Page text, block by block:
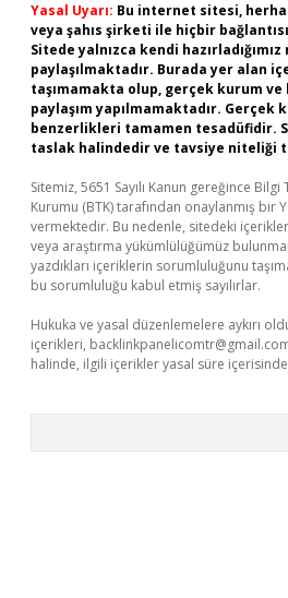
Yasal Uyarı: Bu internet sitesi,
veya şahıs şirketi ile hiçbir
Sitede yalnızca kendi
paylaşılmaktadır. Burada yer alan
taşımamakta olup, gerçek kurum ve
paylaşım yapılmamaktadır. Gerçek
benzerlikleri tamamen tesadüfidir.
taslak halindedir ve tavsiye niteliği
Sitemiz, 5651 Sayılı Kanun gereğince
Kurumu (BTK) tarafından onaylanmış bir
vermektedir. Bu nedenle, sitedeki
veya araştırma yükümlülüğümüz
yazdıkları içeriklerin sorumluluğunu
bu sorumluluğu kabul etmiş sayılırlar.
Hukuka ve yasal düzenlemelere aykırı
içerikleri,
halinde, ilgili içerikler yasal süre içerisinde